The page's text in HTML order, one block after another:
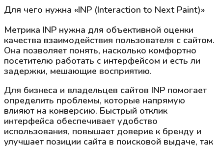
Для чего нужна «INP (Interaction to Next Paint)»
Метрика INP нужна для объективной оценки
качества взаимодействия пользователя с сайтом.
Она позволяет понять, насколько комфортно
посетителю работать с интерфейсом и есть ли
задержки, мешающие восприятию.
Для бизнеса и владельцев сайтов INP помогает
определить проблемы, которые напрямую
влияют на конверсию. Быстрый отклик
интерфейса обеспечивает удобство
использования, повышает доверие к бренду и
улучшает позиции сайта в поисковой выдаче, так